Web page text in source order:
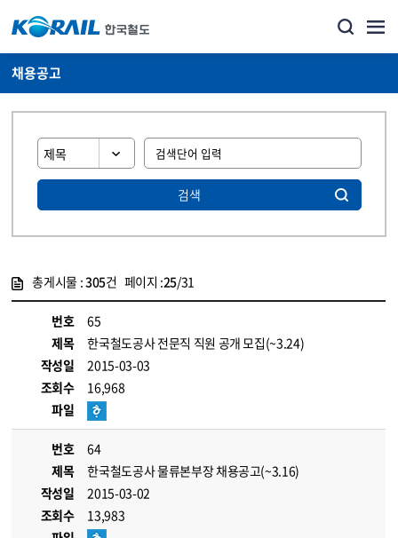
채용공고
검색
총게시물 :305건 페이지 :25/31
번호
65
제목
한국철도공사 전문직 직원 공개 모집(~3.24)
작성일
2015-03-03
조회수
16,968
파일
번호
64
제목
한국철도공사 물류본부장 채용공고(~3.16)
작성일
2015-03-02
조회수
13,983